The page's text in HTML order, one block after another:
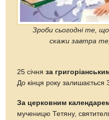
Зроби сьогодні те,
скажи завтра
25 січняза
До кінця року залишається
За церковним
мученицю Тетяну,